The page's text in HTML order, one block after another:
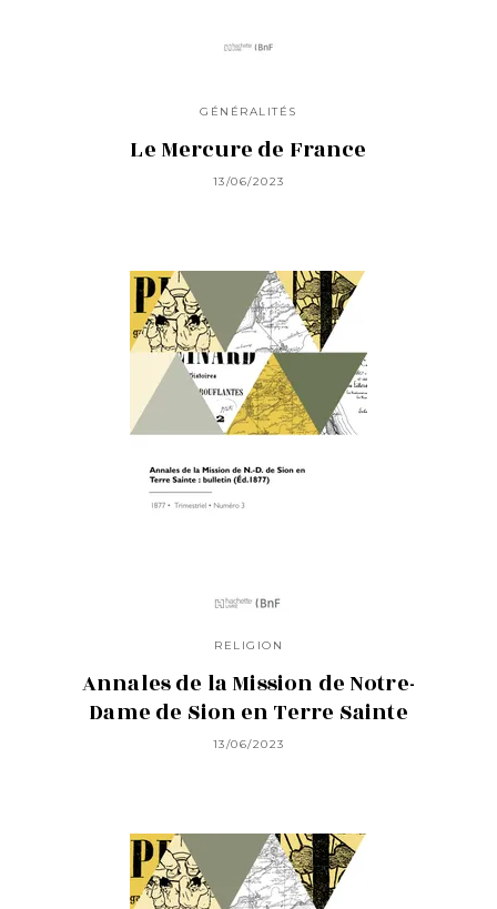
GÉNÉRALITÉS
Le Mercure de France
13/06/2023
RELIGION
Annales de la Mission de Notre-
Dame de Sion en Terre Sainte
13/06/2023